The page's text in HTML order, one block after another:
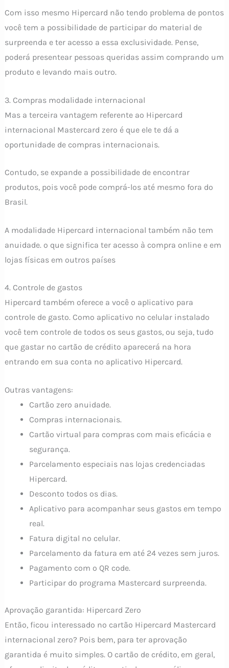
Com isso mesmo Hipercard não tendo problema de pontos
você tem a possibilidade de participar do material de
surpreenda e ter acesso a essa exclusividade. Pense,
poderá presentear pessoas queridas assim comprando um
produto e levando mais outro.
3. Compras modalidade internacional
Mas a terceira vantagem referente ao Hipercard
internacional Mastercard zero é que ele te dá a
oportunidade de compras internacionais.
Contudo, se expande a possibilidade de encontrar
produtos, pois você pode comprá-los até mesmo fora do
Brasil.
A modalidade Hipercard internacional também não tem
anuidade. o que significa ter acesso à compra online e em
lojas físicas em outros países
4. Controle de gastos
Hipercard também oferece a você o aplicativo para
controle de gasto. Como aplicativo no celular instalado
você tem controle de todos os seus gastos, ou seja, tudo
que gastar no cartão de crédito aparecerá na hora
entrando em sua conta no aplicativo Hipercard.
Outras vantagens:
Cartão zero anuidade.
Compras internacionais.
Cartão virtual para compras com mais eficácia e
segurança.
Parcelamento especiais nas lojas credenciadas
Hipercard.
Desconto todos os dias.
Aplicativo para acompanhar seus gastos em tempo
real.
Fatura digital no celular.
Parcelamento da fatura em até 24 vezes sem juros.
Pagamento com o QR code.
Participar do programa Mastercard surpreenda.
Aprovação garantida: Hipercard Zero
Então, ficou interessado no cartão Hipercard Mastercard
internacional zero? Pois bem, para ter aprovação
garantida é muito simples. O cartão de crédito, em geral,